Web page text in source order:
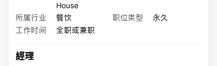
House
所属行业 餐饮 职位类型
永久
工作时间
全职或兼职
經理